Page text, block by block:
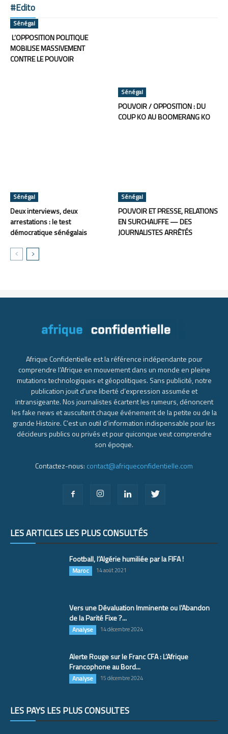
#Edito
Sénégal
L’OPPOSITION POLITIQUE
MOBILISE MASSIVEMENT
CONTRE LE POUVOIR
Sénégal
POUVOIR / OPPOSITION : DU
COUP KO AU BOOMERANG KO
Sénégal
Deux interviews, deux
arrestations : le test
démocratique sénégalais
Sénégal
POUVOIR ET PRESSE, RELATIONS
EN SURCHAUFFE — DES
JOURNALISTES ARRÊTÉS
Afrique Confidentielle est la référence indépendante pour
comprendre l’Afrique en mouvement dans un monde en pleine
mutations technologiques et géopolitiques. Sans publicité, notre
publication jouit d’une liberté d’expression assumée et
intransigeante. Nos journalistes écartent les rumeurs, dénoncent
les fake news et auscultent chaque événement de la petite ou de la
grande Histoire. C’est un outil d’information indispensable pour les
décideurs publics ou privés et pour quiconque veut comprendre
son époque.
Contactez-nous: contact@afriqueconfidentielle.com
LES ARTICLES LES PLUS CONSULTÉS
Football, l’Algérie humiliée par la FIFA !
Maroc 14 août 2021
Vers une Dévaluation Imminente ou l’Abandon
de la Parité Fixe ?...
Analyse 14 décembre 2024
Alerte Rouge sur le Franc CFA : L’Afrique
Francophone au Bord...
Analyse 15 décembre 2024
LES PAYS LES PLUS CONSULTÉS